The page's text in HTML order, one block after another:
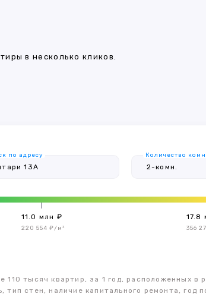
в несколько кликов.
по адресу Количество
11.0 млн ₽
220 554 ₽/м²
17.8
356
110 тысяч квартир, за 1 год, расположенных
тип стен, наличие капитального ремонта,